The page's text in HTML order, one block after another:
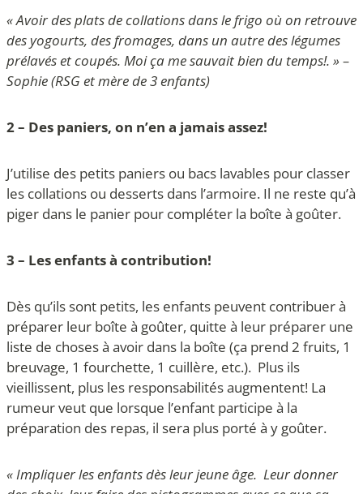
« Avoir des plats de collations dans le frigo où on retrouve
des yogourts, des fromages, dans un autre des légumes
prélavés et coupés. Moi ça me sauvait bien du temps!. » –
Sophie (RSG et mère de 3 enfants)
2 – Des paniers, on n’en a jamais assez!
J’utilise des petits paniers ou bacs lavables pour classer
les collations ou desserts dans l’armoire. Il ne reste qu’à
piger dans le panier pour compléter la boîte à goûter.
3 – Les enfants à contribution!
Dès qu’ils sont petits, les enfants peuvent contribuer à
préparer leur boîte à goûter, quitte à leur préparer une
liste de choses à avoir dans la boîte (ça prend 2 fruits, 1
breuvage, 1 fourchette, 1 cuillère, etc.). Plus ils
vieillissent, plus les responsabilités augmentent! La
rumeur veut que lorsque l’enfant participe à la
préparation des repas, il sera plus porté à y goûter.
« Impliquer les enfants dès leur jeune âge. Leur donner